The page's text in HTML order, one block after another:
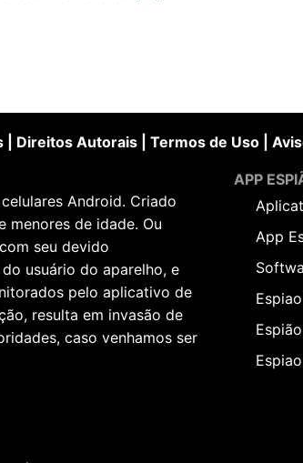
Direitos Autorais Termos de Uso
Android. Criado
menores de idade. Ou
seu devido
usuário do aparelho, e
pelo aplicativo de
resulta em invasão de
caso venhamos ser
APP
App